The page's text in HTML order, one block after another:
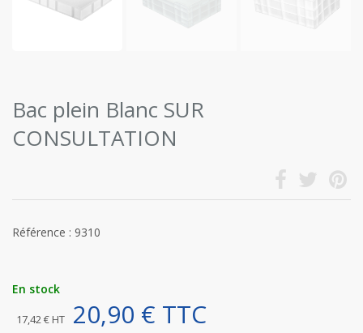
Bac plein Blanc SUR
CONSULTATION
Référence : 9310
En stock
17,42 € HT 20,90 € TTC